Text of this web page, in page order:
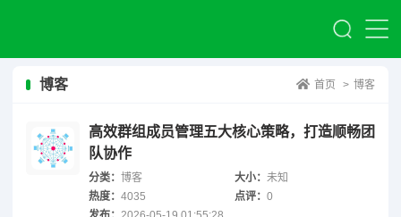
博客 首页 > 博客
高效群组成员管理五大核心策略，打造顺畅团
队协作
分类： 博客 大小：未知
热度： 4035 点评：0